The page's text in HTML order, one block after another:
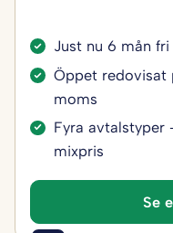
Just nu 6 mån
Öppet redovisat
moms
Fyra avtalstyper
mixpris
Se